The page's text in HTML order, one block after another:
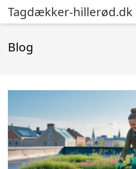
Tagdækker-hillerød.dk
Blog